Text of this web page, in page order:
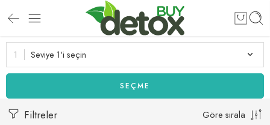
Seviye 1'i seçin
SEÇME
Filtreler Göre sırala